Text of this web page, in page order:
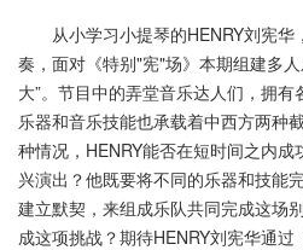
从小学习小提琴的HENRY刘宪华
奏，面对《特别"宪"场》本期组建多
大”。节目中的弄堂音乐达人们，拥
乐器和音乐技能也承载着中西方两种
种情况，HENRY能否在短时间之内
兴演出？他既要将不同的乐器和技能
建立默契，来组成乐队共同完成这场
成这项挑战？期待HENRY刘宪华通